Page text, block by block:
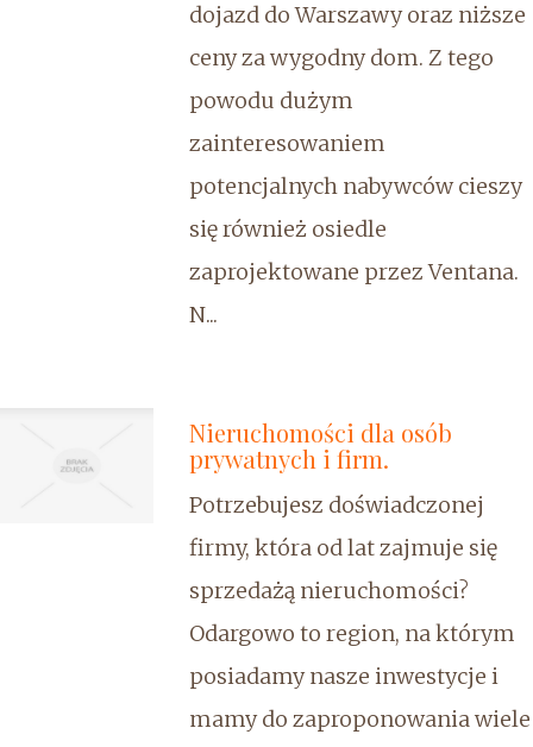
dojazd do Warszawy oraz niższe
ceny za wygodny dom. Z tego
powodu dużym
zainteresowaniem
potencjalnych nabywców cieszy
się również osiedle
zaprojektowane przez Ventana.
N...
Nieruchomości dla osób
prywatnych i firm.
Potrzebujesz doświadczonej
firmy, która od lat zajmuje się
sprzedażą nieruchomości?
Odargowo to region, na którym
posiadamy nasze inwestycje i
mamy do zaproponowania wiele